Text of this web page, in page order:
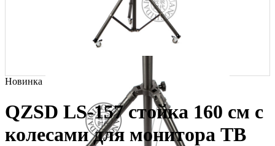
Новинка
QZSD LS-157 стойка 160 см с
колесами для монитора ТВ